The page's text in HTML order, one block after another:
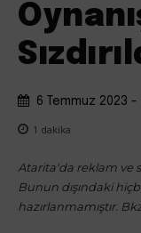
6 Temmuz 2023 -
1 dakika
Atarita'da reklam ve
Bunun dışındaki
hazırlanmamıştır.